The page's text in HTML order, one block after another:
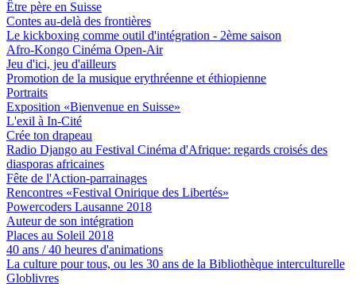
Être père en Suisse
Contes au-delà des frontières
Le kickboxing comme outil d'intégration - 2ème saison
Afro-Kongo Cinéma Open-Air
Jeu d'ici, jeu d'ailleurs
Promotion de la musique erythréenne et éthiopienne
Portraits
Exposition «Bienvenue en Suisse»
L'exil à In-Cité
Crée ton drapeau
Radio Django au Festival Cinéma d'Afrique: regards croisés des
diasporas africaines
Fête de l'Action-parrainages
Rencontres «Festival Onirique des Libertés»
Powercoders Lausanne 2018
Auteur de son intégration
Places au Soleil 2018
40 ans / 40 heures d'animations
La culture pour tous, ou les 30 ans de la Bibliothèque interculturelle
Globlivres